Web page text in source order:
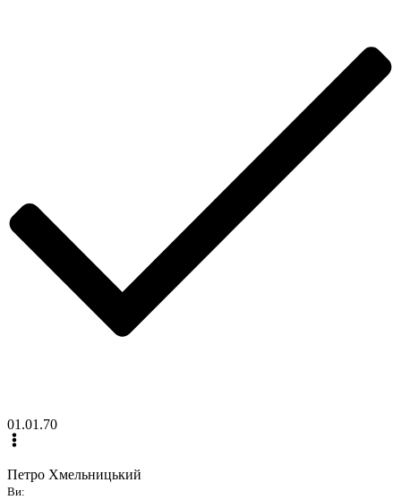
01.01.70
Петро Хмельницький
Ви: